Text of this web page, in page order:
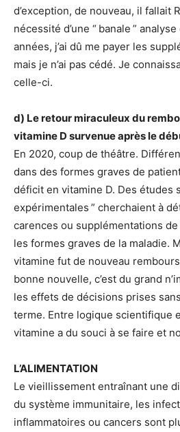
d’exception, de nouveau, il fallait
nécessité d’une “ banale ”
années, j’ai dû me payer les
mais je n’ai pas cédé. Je
celle-ci.
d) Le retour miraculeux du
vitamine D survenue après le
En 2020, coup de théâtre.
dans des formes graves de
déficit en vitamine D. Des études
expérimentales ” cherchaient à
carences ou supplémentations
les formes graves de la maladie.
vitamine fut de nouveau
bonne nouvelle, c’est du grand
les effets de décisions prises
terme. Entre logique scientifique
vitamine a du souci à se faire et
L’ALIMENTATION
Le vieillissement entraînant une
du système immunitaire, les
inflammatoires ou cancers sont